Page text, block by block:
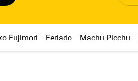
Fujimori Feriado Machu Picchu